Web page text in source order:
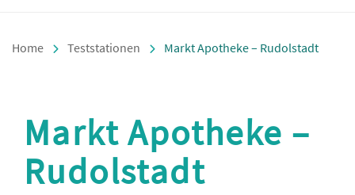
Home Teststationen Markt Apotheke – Rudolstadt
Markt Apotheke –
Rudolstadt